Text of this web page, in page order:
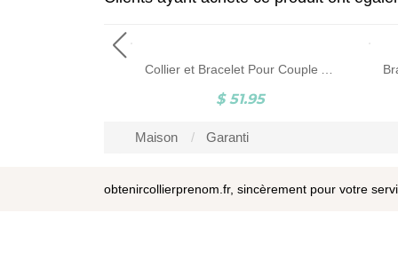
$ 51.95
Maison Garanti
obtenircollierprenom.fr, sincèrement pour votre